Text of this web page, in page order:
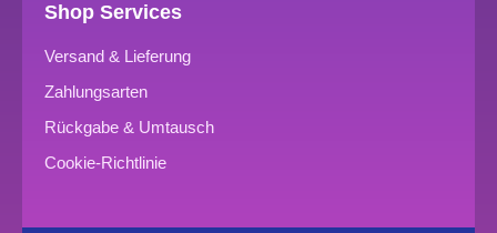
Shop Services
Versand & Lieferung
Zahlungsarten
Rückgabe & Umtausch
Cookie-Richtlinie